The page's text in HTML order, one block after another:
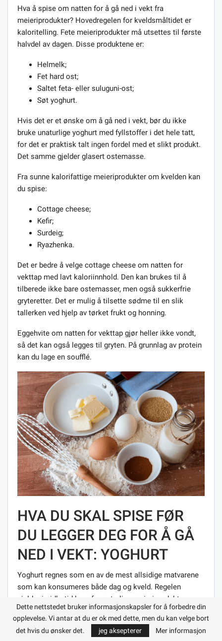
Hva å spise om natten for å gå ned i vekt fra
meieriprodukter? Hovedregelen for kveldsmåltidet er
kaloritelling. Fete meieriprodukter må utsettes til første
halvdel av dagen. Disse produktene er:
Helmelk;
Fet hard ost;
Saltet feta- eller suluguni-ost;
Søt yoghurt.
Hvis det er et ønske om å gå ned i vekt, bør du ikke
bruke unaturlige yoghurt med fyllstoffer i det hele tatt,
for det er praktisk talt ingen fordel med et slikt produkt.
Det samme gjelder glasert ostemasse.
Fra sunne kalorifattige meieriprodukter om kvelden kan
du spise:
Cottage cheese;
Kefir;
Surdeig;
Ryazhenka.
Det er bedre å velge cottage cheese om natten for
vekttap med lavt kaloriinnhold. Den kan brukes til å
tilberede ikke bare ostemasser, men også sukkerfrie
gryteretter. Det er mulig å tilsette sødme til en slik
tallerken ved hjelp av tørket frukt og honning.
Eggehvite om natten for vekttap gjør heller ikke vondt,
så det kan også legges til gryten. På grunnlag av protein
kan du lage en soufflé.
HVA DU SKAL SPISE FØR
DU LEGGER DEG FOR Å GÅ
NED I VEKT: YOGHURT
Yoghurt regnes som en av de mest allsidige matvarene
som kan konsumeres både dag og kveld. Regelen
gjelder imidlertid bare for naturlige meieriprodukter.
Det er bedre å ekskludere yoghurt med farger og smaker
fra dietten helt. Det anbefales å drikke et meieriprodukt
Dette nettstedet bruker informasjonskapsler for å forbedre din
opplevelse. Vi antar at du er ok med dette, men du kan velge bort
det hvis du ønsker det.
jeg aksepterer Mer informasjon